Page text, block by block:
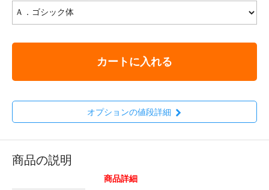
カートに入れる
オプションの値段詳細
商品の説明
商品詳細